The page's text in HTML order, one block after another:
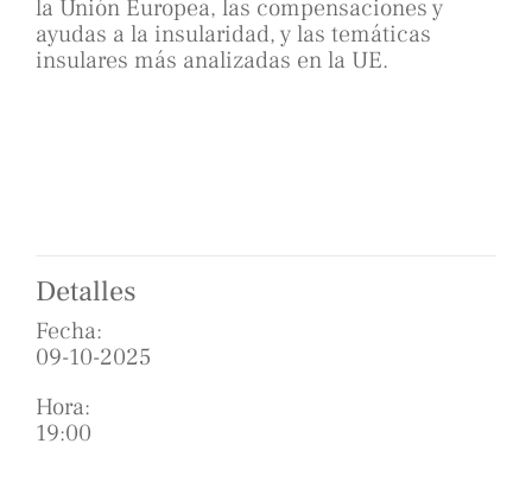
la Unión Europea, las compensaciones y
ayudas a la insularidad, y las temáticas
insulares más analizadas en la UE.
Detalles
Fecha:
09-10-2025
Hora:
19:00